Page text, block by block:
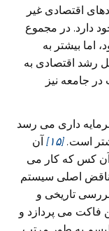
اقتصادی غیر
دارد. در مجموع
اما بیشتر به
رشد اقتصادی به
جامعه نیز
داری می‌ رسد
است. [۱۵]
آن
کس که کار می‌
اصلی‌ سیستم
تاریخی و
فاکت می‌ پردازد و